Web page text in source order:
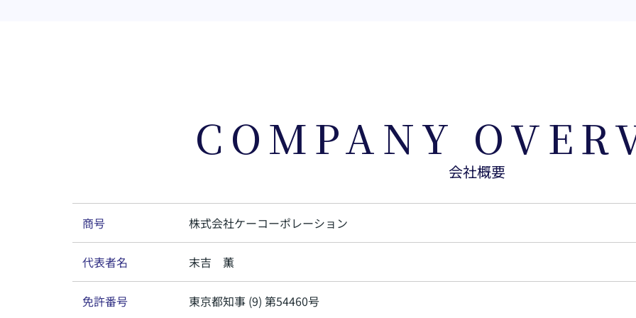
COMPANY
会社概要
商号 株式会社ケーコーポレーション
代表者名 末吉 薫
免許番号 東京都知事 (9) 第54460号